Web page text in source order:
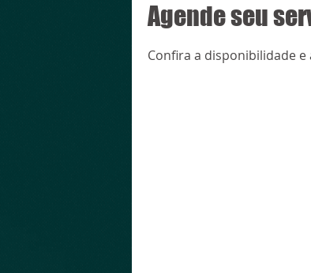
Agende seu
Confira a disponibilidade